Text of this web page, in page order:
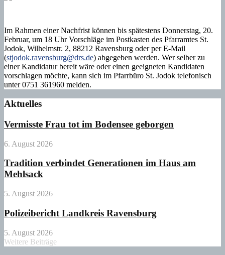
Im Rahmen einer Nachfrist können bis spätestens Donnerstag, 20.
Februar, um 18 Uhr Vorschläge im Postkasten des Pfarramtes St.
Jodok, Wilhelmstr. 2, 88212 Ravensburg oder per E-Mail
(stjodok.ravensburg@drs.de) abgegeben werden. Wer selber zu
einer Kandidatur bereit wäre oder einen geeigneten Kandidaten
vorschlagen möchte, kann sich im Pfarrbüro St. Jodok telefonisch
unter 0751 361960 melden.
Aktuelles
Vermisste Frau tot im Bodensee geborgen
6. August 2026
Tradition verbindet Generationen im Haus am
Mehlsack
5. August 2026
Polizeibericht Landkreis Ravensburg
5. August 2026
Weitere Beiträge